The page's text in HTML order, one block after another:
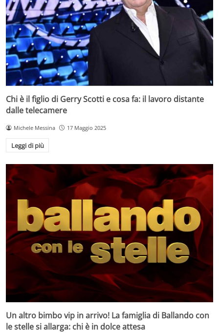
Chi è il figlio di Gerry Scotti e cosa fa: il lavoro distante
dalle telecamere
Michele Messina 17 Maggio 2025
Leggi di più
Un altro bimbo vip in arrivo! La famiglia di Ballando con
le stelle si allarga: chi è in dolce attesa